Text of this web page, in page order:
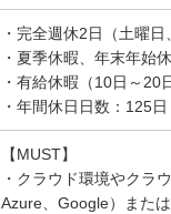
・完全週休2日（土曜日
・夏季休暇、年末年始
・有給休暇（10日～20
・年間休日日数：125日
【MUST】
・クラウド環境やクラ
Azure、Google）また